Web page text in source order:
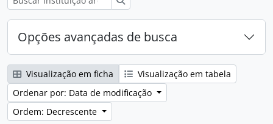
Opções avançadas de busca
Visualização em ficha
Visualização em tabela
Ordenar por: Data de modificação
Ordem: Decrescente